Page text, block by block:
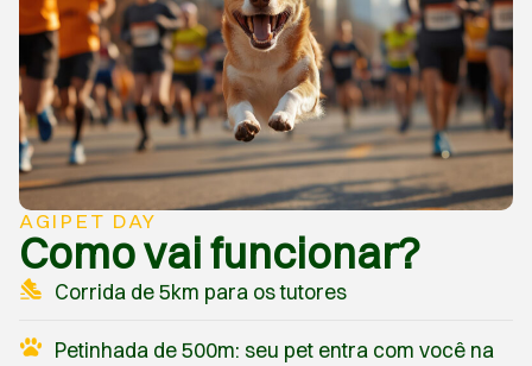
AGIPET DAY
Como vai funcionar?
Corrida de 5km para os tutores
Petinhada de 500m: seu pet entra com você na